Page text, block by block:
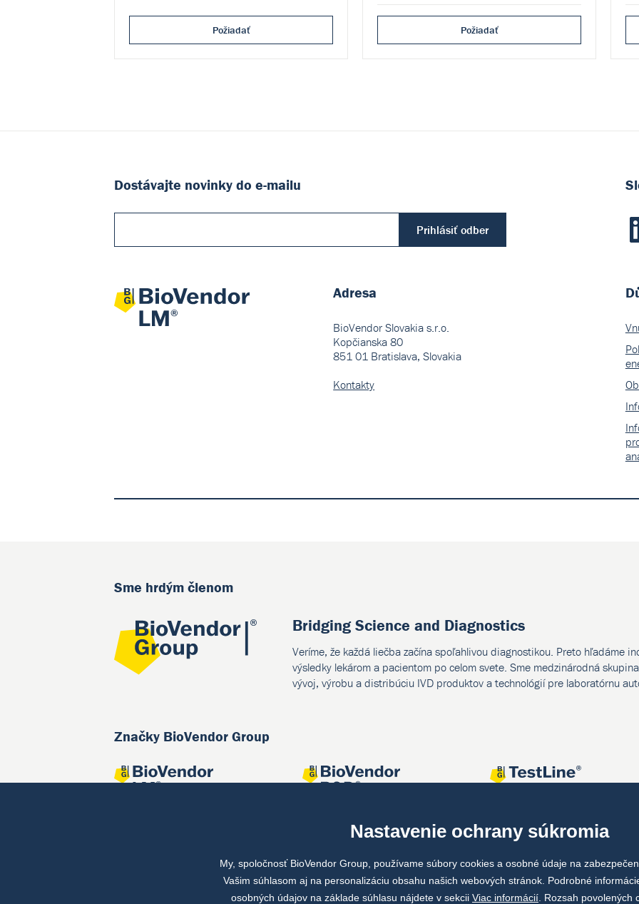
Požiadať Požiadať
Dostávajte novinky do e-mailu
Prihlásiť odber
Adresa
BioVendor Slovakia s.r.o.
Kopčianska 80
851 01 Bratislava, Slovakia
Kontakty
Sme hrdým členom
Bridging Science and Diagnostics
Veríme, že každá liečba začína spoľahlivou diagnostikou. Preto hľadáme
výsledky lekárom a pacientom po celom svete. Sme medzinárodná
vývoj, výrobu a distribúciu IVD produktov a technológií pre laboratórnu
Značky BioVendor Group
Spoločné projekty
Nastavenie ochrany súkromia
My, spoločnosť BioVendor Group, používame súbory cookies a osobné údaje na
Vašim súhlasom aj na personalizáciu obsahu našich webových stránok. Podrobné
osobných údajov na základe súhlasu nájdete v sekcii Viac informácií . Rozsah